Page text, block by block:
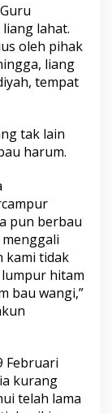
lahat.
oleh pihak
liang
tempat
tak lain
harum.
pun berbau
kami tidak
hitam
bau wangi,”
Februari
kurang
telah lama